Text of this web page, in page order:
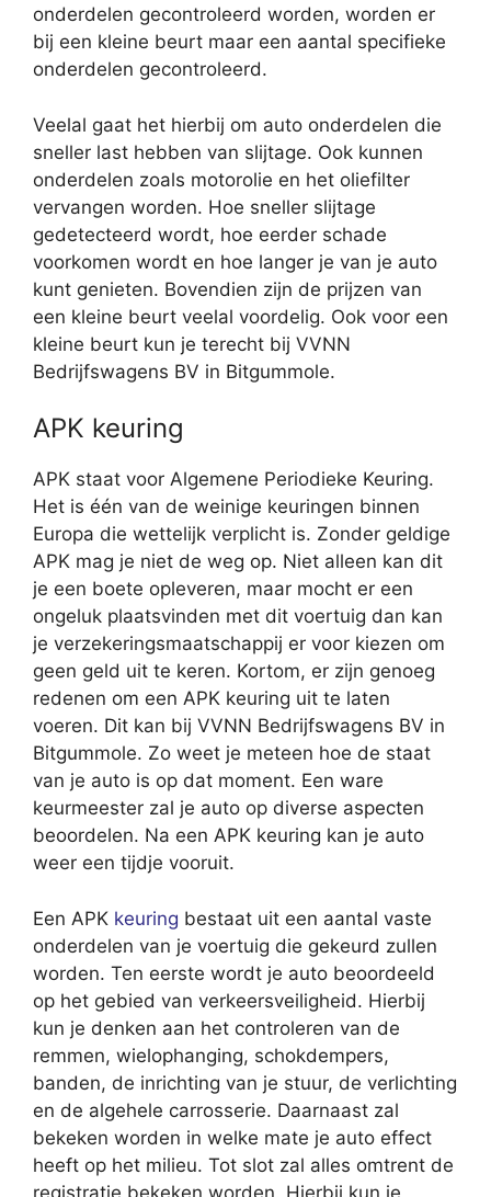
onderdelen gecontroleerd worden, worden er
bij een kleine beurt maar een aantal specifieke
onderdelen gecontroleerd.
Veelal gaat het hierbij om auto onderdelen die
sneller last hebben van slijtage. Ook kunnen
onderdelen zoals motorolie en het oliefilter
vervangen worden. Hoe sneller slijtage
gedetecteerd wordt, hoe eerder schade
voorkomen wordt en hoe langer je van je auto
kunt genieten. Bovendien zijn de prijzen van
een kleine beurt veelal voordelig. Ook voor een
kleine beurt kun je terecht bij VVNN
Bedrijfswagens BV in Bitgummole.
APK keuring
APK staat voor Algemene Periodieke Keuring.
Het is één van de weinige keuringen binnen
Europa die wettelijk verplicht is. Zonder geldige
APK mag je niet de weg op. Niet alleen kan dit
je een boete opleveren, maar mocht er een
ongeluk plaatsvinden met dit voertuig dan kan
je verzekeringsmaatschappij er voor kiezen om
geen geld uit te keren. Kortom, er zijn genoeg
redenen om een APK keuring uit te laten
voeren. Dit kan bij VVNN Bedrijfswagens BV in
Bitgummole. Zo weet je meteen hoe de staat
van je auto is op dat moment. Een ware
keurmeester zal je auto op diverse aspecten
beoordelen. Na een APK keuring kan je auto
weer een tijdje vooruit.
Een APK keuring bestaat uit een aantal vaste
onderdelen van je voertuig die gekeurd zullen
worden. Ten eerste wordt je auto beoordeeld
op het gebied van verkeersveiligheid. Hierbij
kun je denken aan het controleren van de
remmen, wielophanging, schokdempers,
banden, de inrichting van je stuur, de verlichting
en de algehele carrosserie. Daarnaast zal
bekeken worden in welke mate je auto effect
heeft op het milieu. Tot slot zal alles omtrent de
registratie bekeken worden. Hierbij kun je